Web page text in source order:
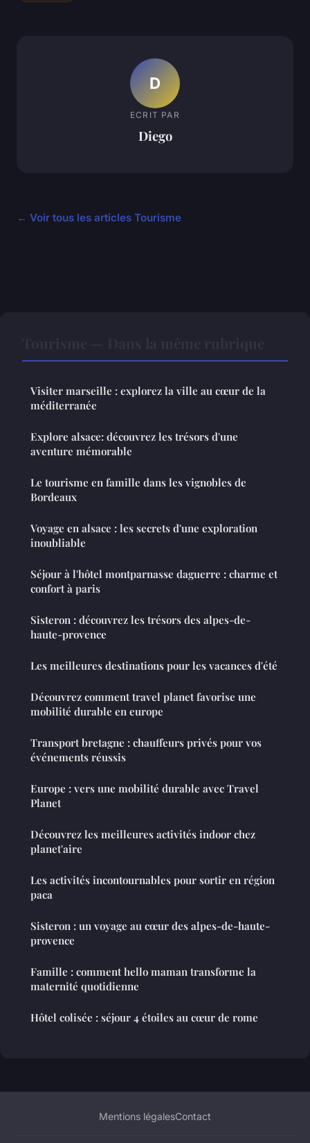
D
ECRIT PAR
Diego
← Voir tous les articles Tourisme
Visiter marseille : explorez la ville au cœur de la
méditerranée
Explore alsace: découvrez les trésors d'une
aventure mémorable
Le tourisme en famille dans les vignobles de
Bordeaux
Voyage en alsace : les secrets d'une exploration
inoubliable
Séjour à l'hôtel montparnasse daguerre : charme et
confort à paris
Sisteron : découvrez les trésors des alpes-de-
haute-provence
Les meilleures destinations pour les vacances d'été
Découvrez comment travel planet favorise une
mobilité durable en europe
Transport bretagne : chauffeurs privés pour vos
événements réussis
Europe : vers une mobilité durable avec Travel
Planet
Découvrez les meilleures activités indoor chez
planet'aire
Les activités incontournables pour sortir en région
paca
Sisteron : un voyage au cœur des alpes-de-haute-
provence
Famille : comment hello maman transforme la
maternité quotidienne
Hôtel colisée : séjour 4 étoiles au cœur de rome
Mentions légalesContact